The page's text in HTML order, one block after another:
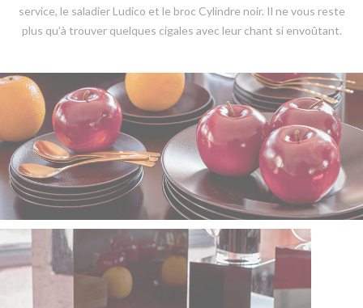
service, le saladier Ludico et le broc Cylindre noir. Il ne vous reste
plus qu’à trouver quelques cigales avec leur chant si envoûtant.